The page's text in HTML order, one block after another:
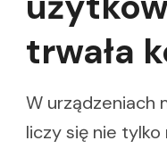
trwała
W urządzeniach
liczy się nie